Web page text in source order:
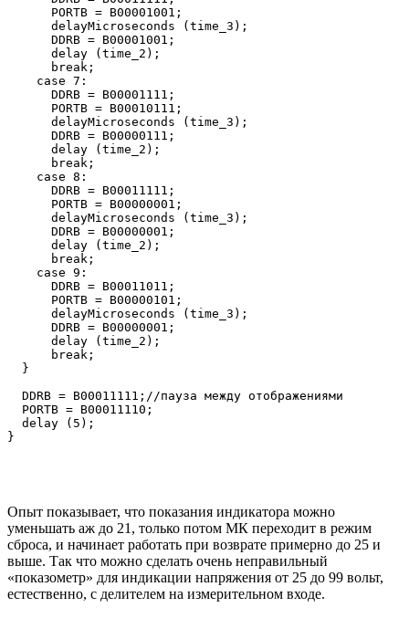
      PORTB = B00001001;
      delayMicroseconds (time_3);
      DDRB = B00001001;
      delay (time_2);
      break;
    case 7:
      DDRB = B00001111;
      PORTB = B00010111;
      delayMicroseconds (time_3);
      DDRB = B00000111;
      delay (time_2);
      break;
    case 8:
      DDRB = B00011111;
      PORTB = B00000001;
      delayMicroseconds (time_3);
      DDRB = B00000001;
      delay (time_2);
      break;
    case 9:
      DDRB = B00011011;
      PORTB = B00000101;
      delayMicroseconds (time_3);
      DDRB = B00000001;
      delay (time_2);
      break;
  }
  DDRB = B00011111;//пауза между отображениями
  PORTB = B00011110;
  delay (5);
Опыт показывает, что показания индикатора можно
уменьшать аж до 21, только потом МК переходит в режим
сброса, и начинает работать при возврате примерно до 25 и
выше. Так что можно сделать очень неправильный
«показометр» для индикации напряжения от 25 до 99 вольт,
естественно, с делителем на измерительном входе.